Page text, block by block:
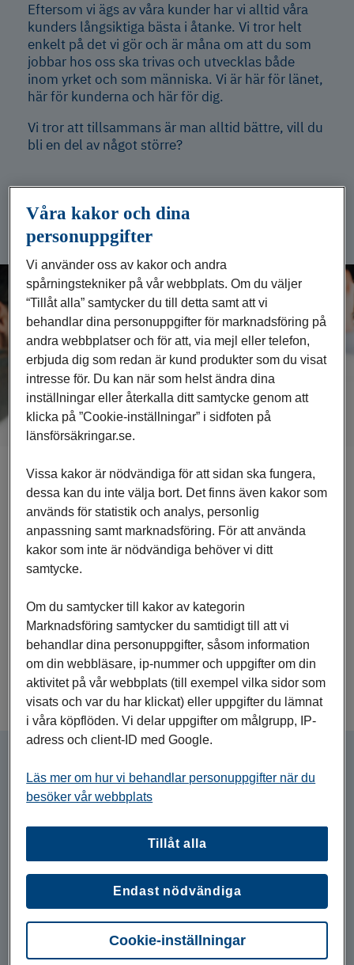
Eftersom vi ägs av våra kunder har vi alltid våra
kunders långsiktiga bästa i åtanke. Vi tror helt
enkelt på det vi gör och är måna om att du som
jobbar hos oss ska trivas och utvecklas både
inom yrket och som människa. Vi är här för länet,
här för kunderna och här för dig.
Vi tror att tillsammans är man alltid bättre, vill du
bli en del av något större?

Vår berättelse
Hur är det att jobba
på LF Kalmar?
Våra kakor och dina
personuppgifter
Vi använder oss av kakor och andra
spårningstekniker på vår webbplats. Om du väljer
“Tillåt alla” samtycker du till detta samt att vi
behandlar dina personuppgifter för marknadsföring på
andra webbplatser och för att, via mejl eller telefon,
erbjuda dig som redan är kund produkter som du visat
intresse för. Du kan när som helst ändra dina
inställningar eller återkalla ditt samtycke genom att
klicka på ”Cookie-inställningar” i sidfoten på
länsförsäkringar.se.
Vissa kakor är nödvändiga för att sidan ska fungera,
dessa kan du inte välja bort. Det finns även kakor som
används för statistik och analys, personlig
anpassning samt marknadsföring. För att använda
kakor som inte är nödvändiga behöver vi ditt
samtycke.
Om du samtycker till kakor av kategorin
Marknadsföring samtycker du samtidigt till att vi
behandlar dina personuppgifter, såsom information
om din webbläsare, ip-nummer och uppgifter om din
aktivitet på vår webbplats (till exempel vilka sidor som
visats och var du har klickat) eller uppgifter du lämnat
i våra köpflöden. Vi delar uppgifter om målgrupp, IP-
adress och client-ID med Google.
Läs mer om hur vi behandlar personuppgifter när du
besöker vår webbplats
Endast nödvändiga
Tillåt alla
Cookie-inställningar